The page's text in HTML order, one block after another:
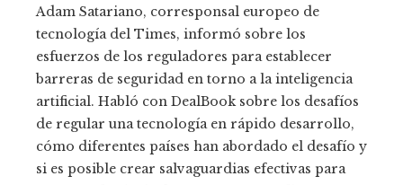
Adam Satariano, corresponsal europeo de
tecnología del Times, informó sobre los
esfuerzos de los reguladores para establecer
barreras de seguridad en torno a la inteligencia
artificial. Habló con DealBook sobre los desafíos
de regular una tecnología en rápido desarrollo,
cómo diferentes países han abordado el desafío y
si es posible crear salvaguardias efectivas para